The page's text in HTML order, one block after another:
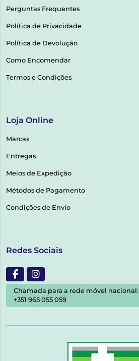
Perguntas Frequentes
Política de Privacidade
Política de Devolução
Como Encomendar
Termos e Condições
Loja Online
Marcas
Entregas
Meios de Expedição
Métodos de Pagamento
Condições de Envio
Redes Sociais
Chamada para a rede móvel nacional:
+351 965 055 059